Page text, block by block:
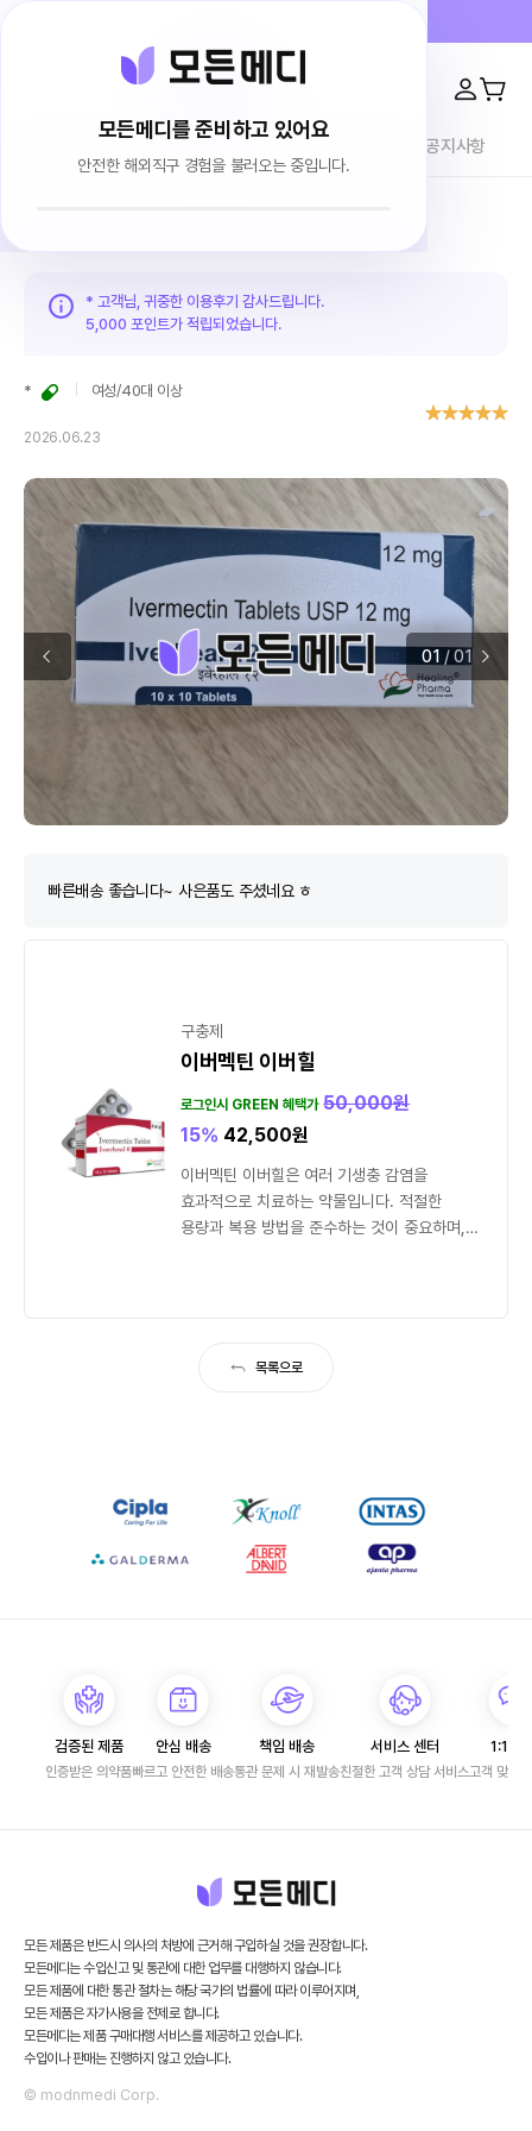
모든메디를 준비하고 있어요
안전한 해외직구 경험을 불러오는 중입니다.
이용후기 브랜드소개 공지사항
* 고객님, 귀중한 이용후기 감사드립니다.
5,000 포인트가 적립되었습니다.
* 여성/40대 이상
2026.06.23
01 /01
구충제
이버멕틴 이버힐
로그인시 GREEN 혜택가 50,000원
15% 42,500원
이버멕틴 이버힐은 여러 기생충 감염을
효과적으로 치료하는 약물입니다. 적절한
용량과 복용 방법을 준수하는 것이 중요하며,
목록으로
검증된 제품
인증받은 의약품
안심 배송
빠르고 안전한 배송
책임 배송
통관 문제 시 재발송
서비스 센터
친절한 고객 상담 서비스
1:1 문
고객 맞춤
모든 제품은 반드시 의사의 처방에 근거해 구입하실 것을 권장합니다.
모든메디는 수입신고 및 통관에 대한 업무를 대행하지 않습니다.
모든 제품에 대한 통관 절차는 해당 국가의 법률에 따라 이루어지며,
모든 제품은 자가사용을 전제로 합니다.
모든메디는 제품 구매대행 서비스를 제공하고 있습니다.
수입이나 판매는 진행하지 않고 있습니다.
© modnmedi Corp.